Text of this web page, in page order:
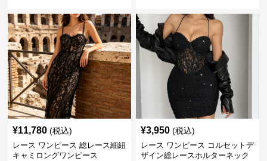
¥11,780 (税込)
レース ワンピース 総レース細紐
キャミロングワンピース
¥3,950 (税込)
レース ワンピース コルセットデ
ザイン総レースホルターネック